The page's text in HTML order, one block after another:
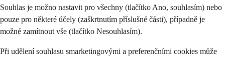
Souhlas je možno nastavit pro všechny (tlačítko Ano, souhlasím) nebo
pouze pro některé účely (zaškrtnutím příslušné části), případně je
možné zamítnout vše (tlačítko Nesouhlasím).
Při udělení souhlasu smarketingovými a preferenčními cookies může